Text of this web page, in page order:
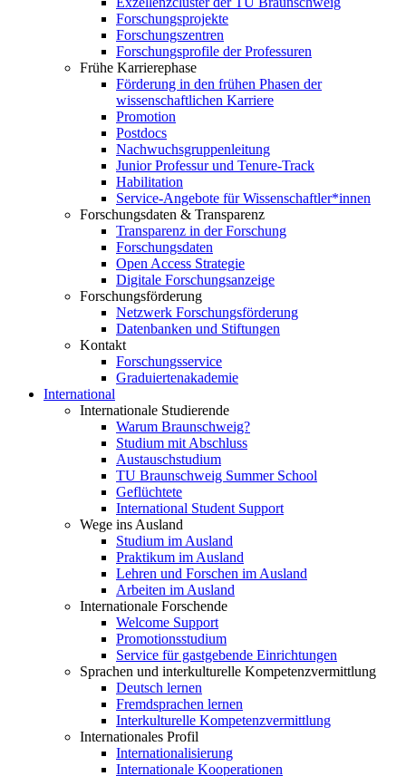
Forschungsprojekte
Forschungszentren
Forschungsprofile der Professuren
Frühe Karrierephase
Förderung in den frühen Phasen der
wissenschaftlichen Karriere
Promotion
Postdocs
Nachwuchsgruppenleitung
Junior Professur und Tenure-Track
Habilitation
Service-Angebote für Wissenschaftler*innen
Forschungsdaten & Transparenz
Transparenz in der Forschung
Forschungsdaten
Open Access Strategie
Digitale Forschungsanzeige
Forschungsförderung
Netzwerk Forschungsförderung
Datenbanken und Stiftungen
Kontakt
Forschungsservice
Graduiertenakademie
International
Internationale Studierende
Warum Braunschweig?
Studium mit Abschluss
Austauschstudium
TU Braunschweig Summer School
Geflüchtete
International Student Support
Wege ins Ausland
Studium im Ausland
Praktikum im Ausland
Lehren und Forschen im Ausland
Arbeiten im Ausland
Internationale Forschende
Welcome Support
Promotionsstudium
Service für gastgebende Einrichtungen
Sprachen und interkulturelle Kompetenzvermittlung
Deutsch lernen
Fremdsprachen lernen
Interkulturelle Kompetenzvermittlung
Internationales Profil
Internationalisierung
Internationale Kooperationen